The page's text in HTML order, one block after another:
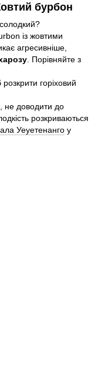
бурбон
із жовтими
агресивніше,
. Порівняйте з
горіховий
не доводити до
розкриваються
Уеуетенанго у